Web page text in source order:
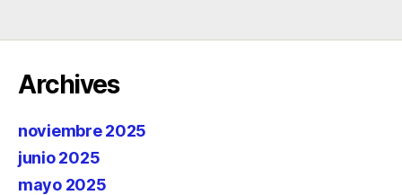
Archives
noviembre 2025
junio 2025
mayo 2025